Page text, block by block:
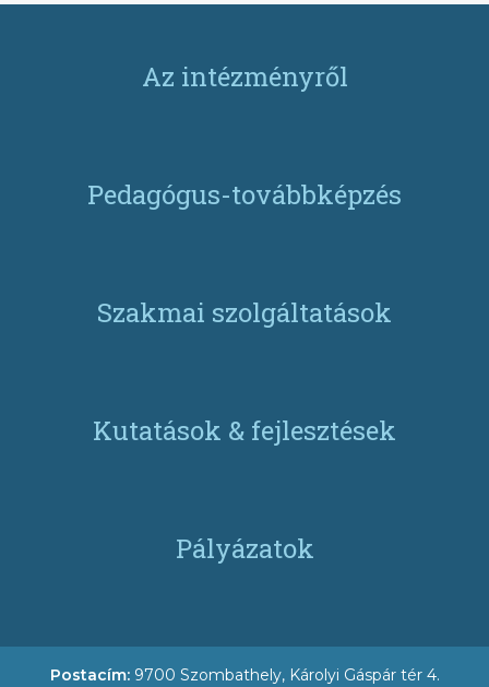
Az intézményről
Pedagógus-továbbképzés
Szakmai szolgáltatások
Kutatások & fejlesztések
Pályázatok
Postacím: 9700 Szombathely, Károlyi Gáspár tér 4.